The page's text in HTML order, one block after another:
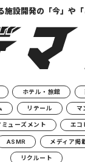
施設開発の「今」や
ホテル・旅館
リテール マ
ミューズメント エコ
ASMR メディア掲
リクルート